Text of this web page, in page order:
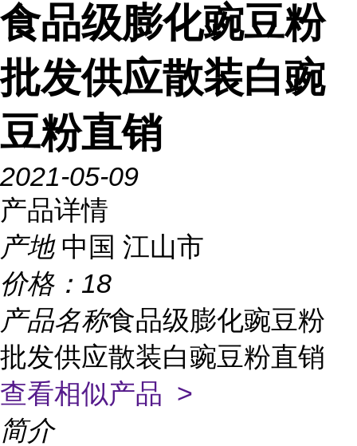
食品级膨化豌豆粉
批发供应散装白豌
豆粉直销
2021-05-09
产品详情
产地 中国 江山市
价格： 18
产品名称食品级膨化豌豆粉
批发供应散装白豌豆粉直销
查看相似产品 >
简介